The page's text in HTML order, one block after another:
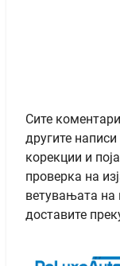
Сите
другите
корекции и
проверка на
ветувањата на
доставите